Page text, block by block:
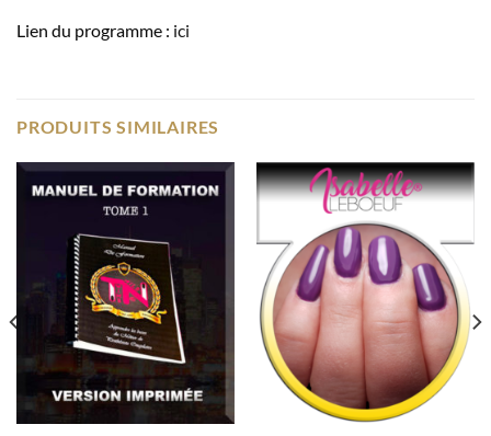
Lien du programme : ici
PRODUITS SIMILAIRES